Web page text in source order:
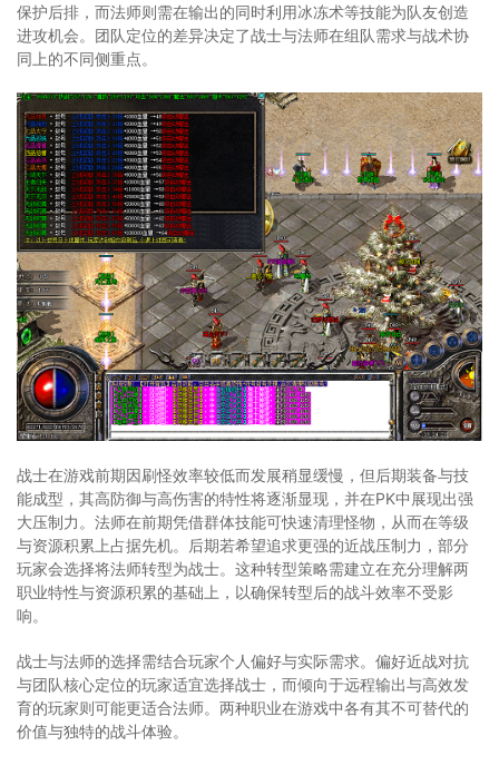
保护后排，而法师则需在输出的同时利用冰冻术等技能为队友创造
进攻机会。团队定位的差异决定了战士与法师在组队需求与战术协
同上的不同侧重点。
战士在游戏前期因刷怪效率较低而发展稍显缓慢，但后期装备与技
能成型，其高防御与高伤害的特性将逐渐显现，并在PK中展现出强
大压制力。法师在前期凭借群体技能可快速清理怪物，从而在等级
与资源积累上占据先机。后期若希望追求更强的近战压制力，部分
玩家会选择将法师转型为战士。这种转型策略需建立在充分理解两
职业特性与资源积累的基础上，以确保转型后的战斗效率不受影
响。
战士与法师的选择需结合玩家个人偏好与实际需求。偏好近战对抗
与团队核心定位的玩家适宜选择战士，而倾向于远程输出与高效发
育的玩家则可能更适合法师。两种职业在游戏中各有其不可替代的
价值与独特的战斗体验。